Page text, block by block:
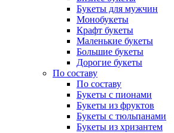
Букеты для мужчин
Монобукеты
Крафт букеты
Маленькие букеты
Большие букеты
Дорогие букеты
По составу
По составу
Букеты с пионами
Букеты из фруктов
Букеты с тюльпанами
Букеты из хризантем